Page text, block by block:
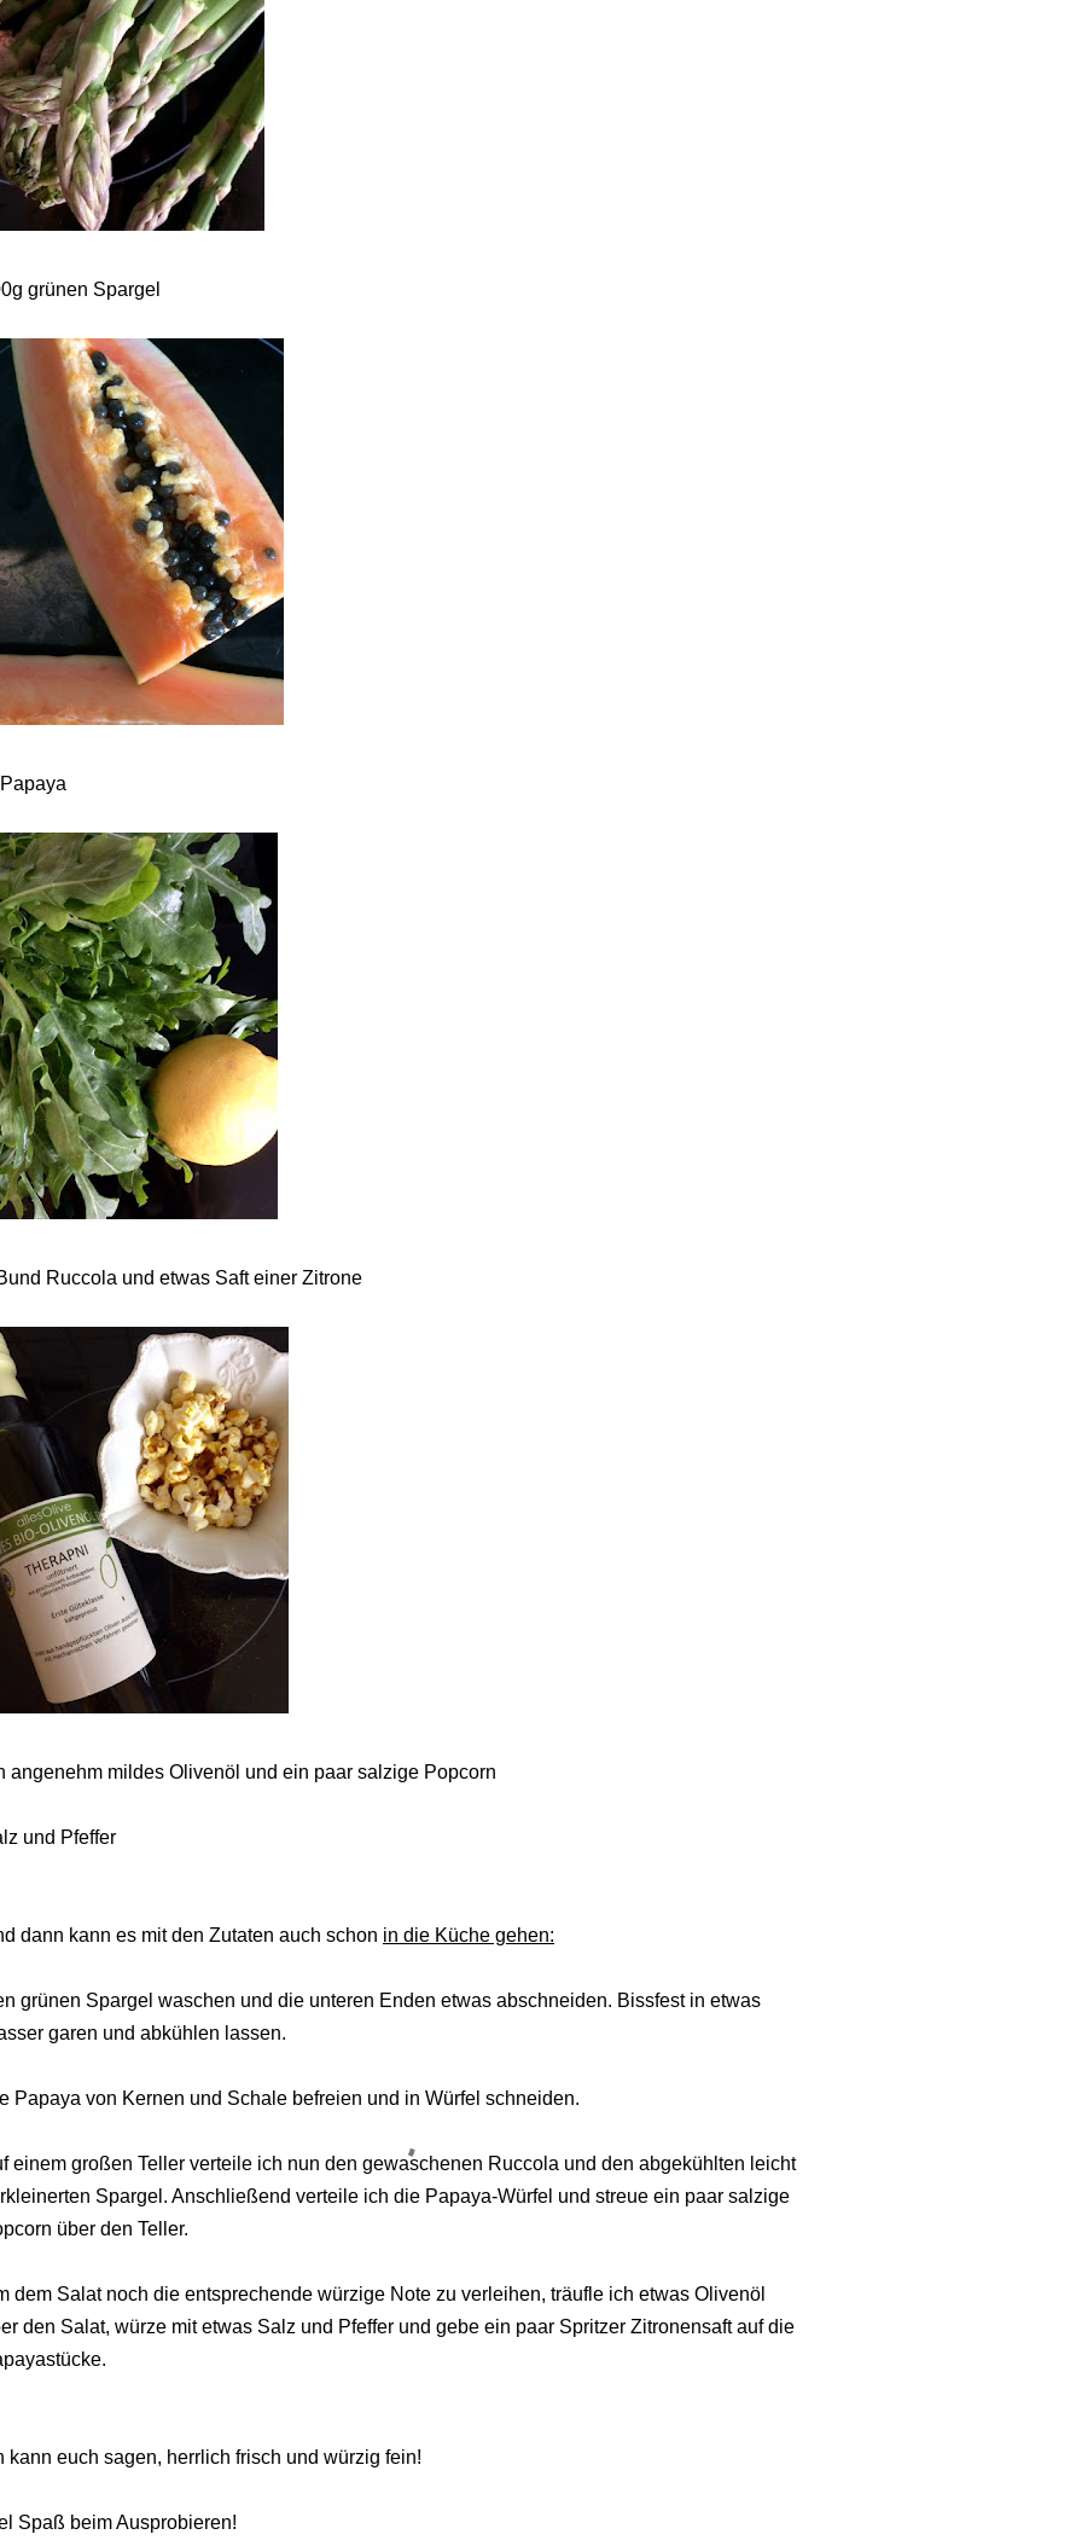
grünen Spargel
Ruccola und etwas Saft einer Zitrone
angenehm mildes Olivenöl und ein paar salzige Popcorn
und Pfeffer
dann kann es mit den Zutaten auch schon in die Küche gehen:
grünen Spargel waschen und die unteren Enden etwas abschneiden. Bissfest in etwas
garen und abkühlen lassen.
Papaya von Kernen und Schale befreien und in Würfel schneiden.
einem großen Teller verteile ich nun den gewaschenen Ruccola und den abgekühlten leicht
Spargel. Anschließend verteile ich die Papaya-Würfel und streue ein paar salzige
über den Teller.
dem Salat noch die entsprechende würzige Note zu verleihen, träufle ich etwas Olivenöl
den Salat, würze mit etwas Salz und Pfeffer und gebe ein paar Spritzer Zitronensaft auf die
kann euch sagen, herrlich frisch und würzig fein!
Spaß beim Ausprobieren!